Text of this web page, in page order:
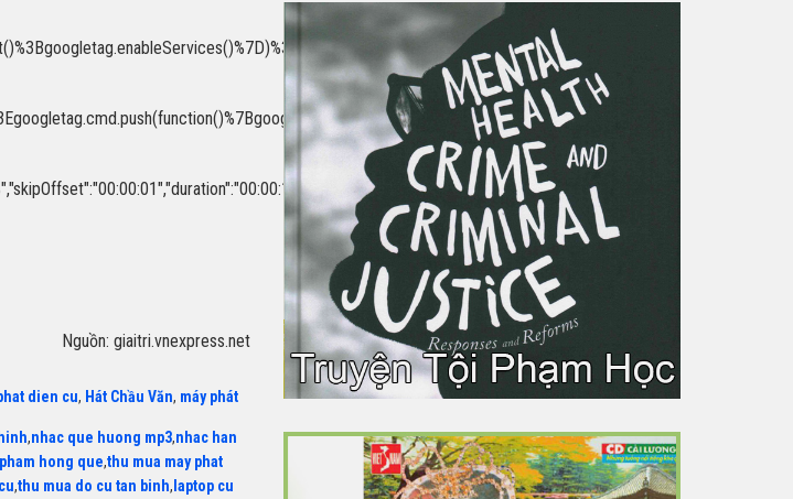
Nguồn: giaitri.vnexpress.net
dien cu, Hát Chầu Văn, máy phát
,nhac que huong mp3,nhac han
hong que,thu mua may phat
,thu mua do cu tan binh, laptop cu